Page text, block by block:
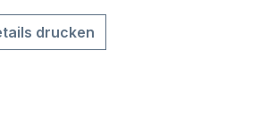
drucken